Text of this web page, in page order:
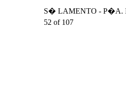
S� LAMENTO - P�A.
52 of 107